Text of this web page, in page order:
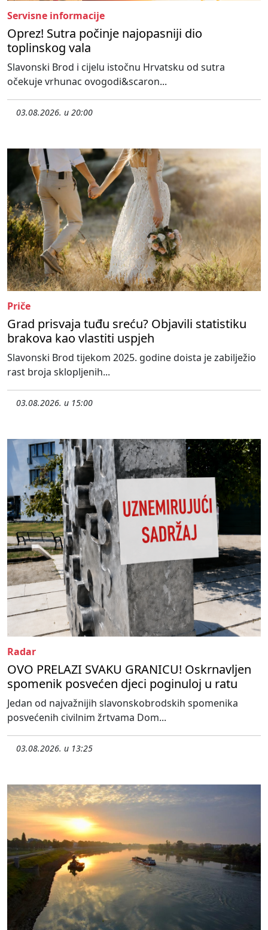
Servisne informacije
Oprez! Sutra počinje najopasniji dio
toplinskog vala
Slavonski Brod i cijelu istočnu Hrvatsku od sutra
očekuje vrhunac ovogodi&scaron...
03.08.2026. u 20:00
Priče
Grad prisvaja tuđu sreću? Objavili statistiku
brakova kao vlastiti uspjeh
Slavonski Brod tijekom 2025. godine doista je zabilježio
rast broja sklopljenih...
03.08.2026. u 15:00
Radar
OVO PRELAZI SVAKU GRANICU! Oskrnavljen
spomenik posvećen djeci poginuloj u ratu
Jedan od najvažnijih slavonskobrodskih spomenika
posvećenih civilnim žrtvama Dom...
03.08.2026. u 13:25